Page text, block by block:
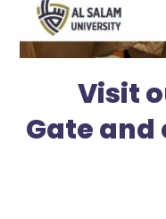
Visit
Gate